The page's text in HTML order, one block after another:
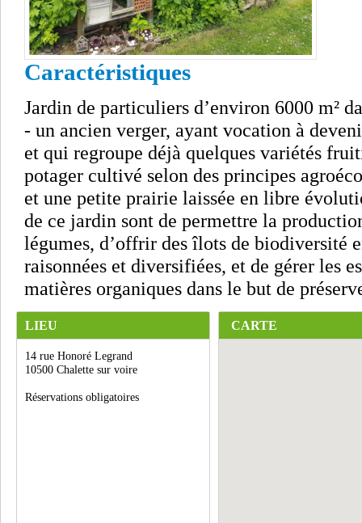
Caractéristiques
Jardin de particuliers d’environ 6000 m²
- un ancien verger, ayant vocation à
et qui regroupe déjà quelques variétés
potager cultivé selon des principes
et une petite prairie laissée en libre
de ce jardin sont de permettre la
légumes, d’offrir des îlots de biodiversité
raisonnées et diversifiées, et de gérer les
matières organiques dans le but de
LIEU
14 rue Honoré Legrand
10500 Chalette sur voire
Réservations obligatoires
CARTE